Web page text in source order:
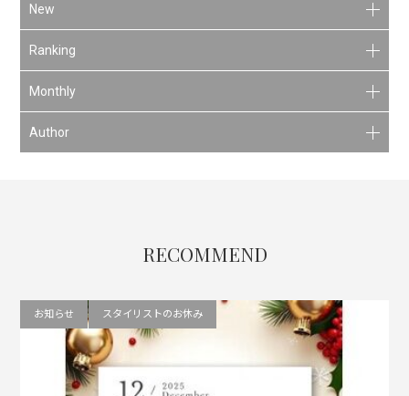
New
Ranking
Monthly
Author
RECOMMEND
お知らせ スタイリストのお休み